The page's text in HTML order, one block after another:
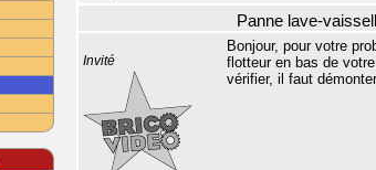
Panne lave-
Invité
Bonjour, pour votre
flotteur en bas de
vérifier, il faut